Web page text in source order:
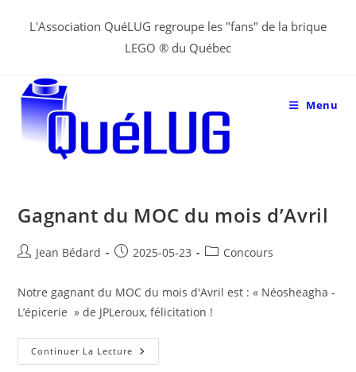
L'Association QuéLUG regroupe les "fans" de la brique
LEGO ® du Québec
Menu
Gagnant du MOC du mois d’Avril
PostJean Bédard
Post2025-05-23
PostConcours
Notre gagnant du MOC du mois d'Avril est : « Néosheagha -
L’épicerie » de JPLeroux, félicitation !
Continuer La Lecture Gagnant
Du